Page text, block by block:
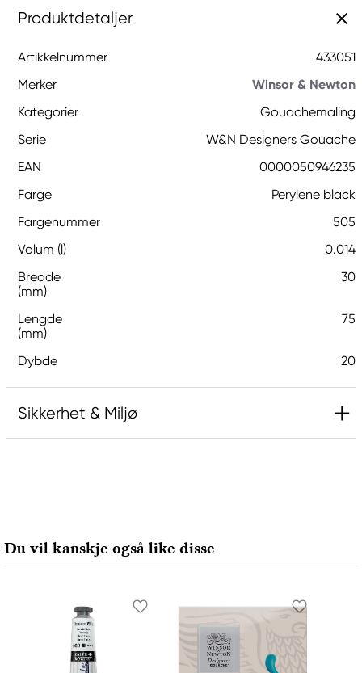
Produktdetaljer
Artikkelnummer
433051
Merker
Winsor & Newton
Kategorier
Gouachemaling
Serie
W&N Designers Gouache
EAN
0000050946235
Farge
Perylene black
Fargenummer
505
Volum (l)
0.014
Bredde
(mm)
30
Lengde
(mm)
75
Dybde 20
Sikkerhet & Miljø
Winsor & Newton
Östra Långgatan 87
61930 Trosa, Sweden
info@colart.se
Du vil kanskje også like disse